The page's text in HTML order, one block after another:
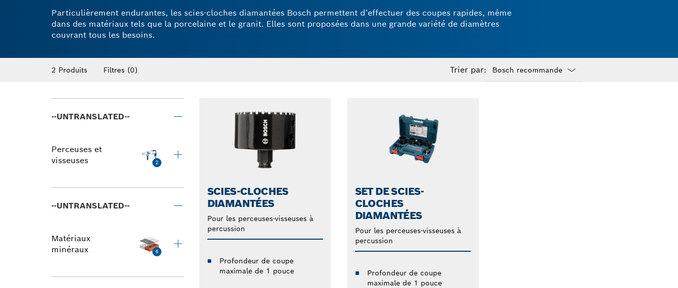
Particulièrement endurantes, les scies-cloches diamantées Bosch permettent d’effectuer des coupes rapides, même
dans des matériaux tels que la porcelaine et le granit. Elles sont proposées dans une grande variété de diamètres
couvrant tous les besoins.
2 Produits Filtres (0) Trier par:
--UNTRANSLATED--
Perceuses et
visseuses
2
--UNTRANSLATED--
Matériaux
minéraux
6
SCIES-CLOCHES
DIAMANTÉES
Pour les perceuses-visseuses à
percussion
Profondeur de coupe
maximale de 1 pouce
SET DE SCIES-
CLOCHES
DIAMANTÉES
Pour les perceuses-visseuses à
percussion
Profondeur de coupe
maximale de 1 pouce